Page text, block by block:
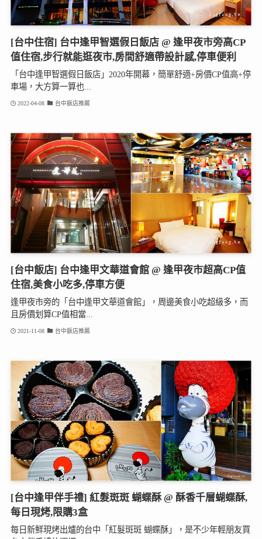
[台中住宿] 台中逢甲智選假日飯店 @ 逢甲夜市旁高CP
值住宿,步行就能逛夜市,房間舒適帶設計感,停車便利
「台中逢甲智選假日飯店」2020年開幕，簡單舒適+房價CP值高+停
車場，大方算一算也...
2022-04-08 台中飯店推薦
[台中飯店] 台中逢甲文華道會館 @ 逢甲夜市超高CP值
住宿,美食小吃多,停車方便
逢甲夜市旁的「台中逢甲文華道會館」，周邊美食小吃超級多，而
且房價划算CP值相當...
2021-11-08 台中飯店推薦
[台中逢甲伴手禮] 紅髮斑斑 蝴蝶酥 @ 酥香千層蝴蝶酥,
每日現烤,限購3盒
每日新鮮現烤出爐的台中「紅髮斑斑 蝴蝶酥」，是不少年輕朋友買